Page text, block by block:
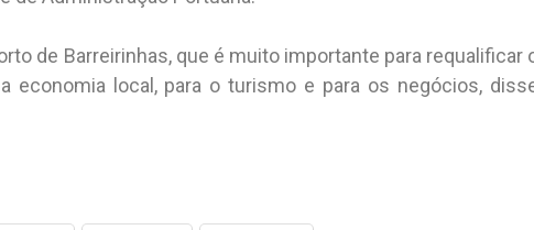
de Barreirinhas, que é muito importante para requalificar
economia local, para o turismo e para os negócios,